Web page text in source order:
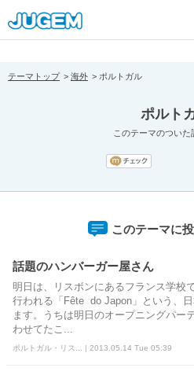
[pear_error: message="Success"
prefix="" info=""]
テーマトップ 海外 ポルトガル
ポルト
このテーマのついた
このテーマに
話題のハンバーガー屋さん
明日は、リスボンにあるフランス学校
行われる「Fête do Japon」という、
ます。うちは明日のオープニングパー
わせてたこ...
ポルトガル・リス... | 2013.05.14 Tue 05:39